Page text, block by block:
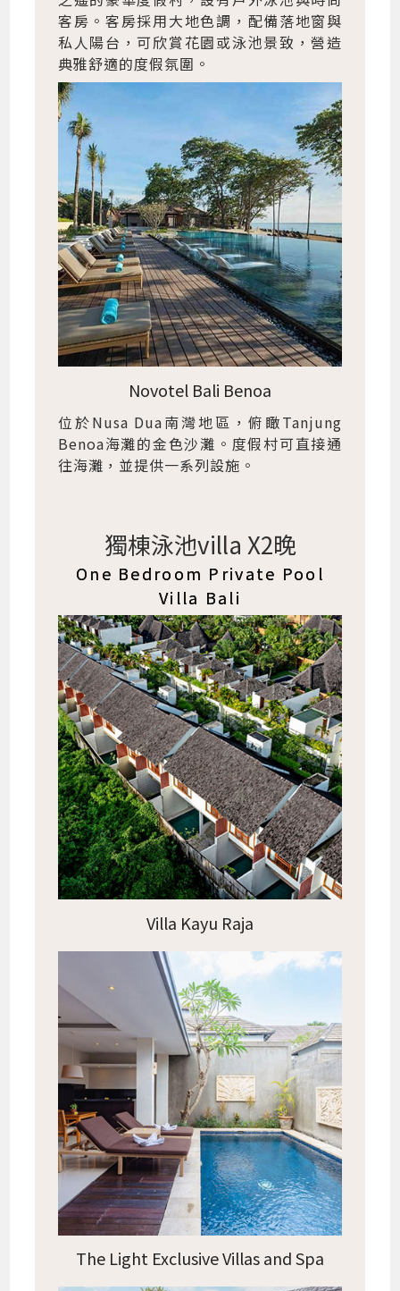
客房。客房採用大地色調，配備落地窗與
私人陽台，可欣賞花園或泳池景致，營造
典雅舒適的度假氛圍。
Novotel Bali Benoa
位於Nusa Dua南灣地區，俯瞰Tanjung
Benoa海灘的金色沙灘。度假村可直接通
往海灘，並提供一系列設施。
獨棟泳池villa X2晚
One Bedroom Private Pool
Villa Bali
Villa Kayu Raja
The Light Exclusive Villas and Spa